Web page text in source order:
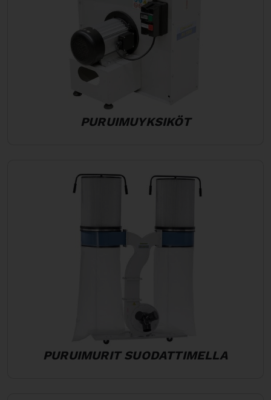
PURUIMUYKSIKÖT
PURUIMURIT SUODATTIMELLA